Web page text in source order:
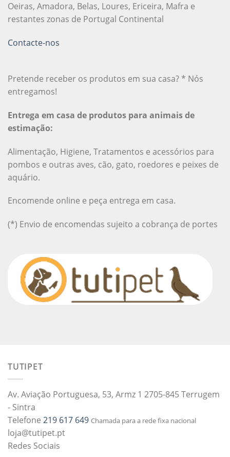
Oeiras, Amadora, Belas, Loures, Ericeira, Mafra e
restantes zonas de Portugal Continental
Contacte-nos
Pretende receber os produtos em sua casa? * Nós
entregamos!
Entrega em casa de produtos para animais de
estimação:
Alimentação, Higiene, Tratamentos e acessórios para
pombos e outras aves, cão, gato, roedores e peixes de
aquário.
Encomende online e peça entrega em casa.
(*) Envio de encomendas sujeito a cobrança de portes
TUTIPET
Av. Aviação Portuguesa, 53, Armz 1 2705-845 Terrugem
- Sintra
Telefone 219 617 649 Chamada para a rede fixa nacional
loja@tutipet.pt
Redes Sociais